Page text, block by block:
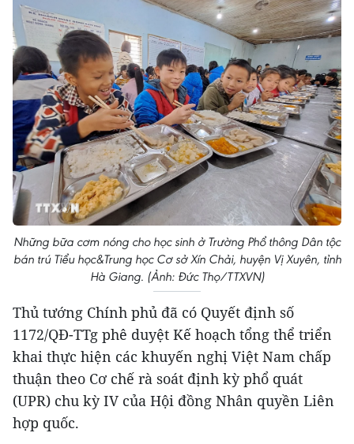
Những bữa cơm nóng cho học sinh ở Trường Phổ thông Dân tộc
bán trú Tiểu học&Trung học Cơ sở Xín Chải, huyện Vị Xuyên, tỉnh
Hà Giang. (Ảnh: Đức Thọ/TTXVN)
Thủ tướng Chính phủ đã có Quyết định số
1172/QĐ-TTg phê duyệt Kế hoạch tổng thể triển
khai thực hiện các khuyến nghị Việt Nam chấp
thuận theo Cơ chế rà soát định kỳ phổ quát
(UPR) chu kỳ IV của Hội đồng Nhân quyền Liên
hợp quốc.